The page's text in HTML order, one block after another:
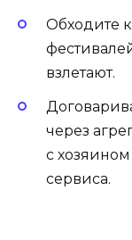
Обходите
взлетают.
через
с
сервиса.